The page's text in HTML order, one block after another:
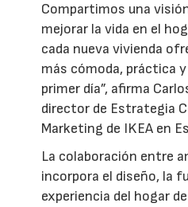
Compartimos una
mejorar la vida en el
cada nueva vivienda
más cómoda, práctica
primer día”, afirma
director de Estrategia
Marketing de IKEA en
La colaboración entre
incorpora el diseño, la
experiencia del hogar